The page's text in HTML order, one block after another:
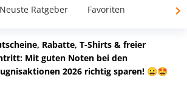
Neuste Ratgeber Favoriten
Rabatte, T-Shirts & freier
Mit guten Noten bei den
2026 richtig sparen! 😀🤩